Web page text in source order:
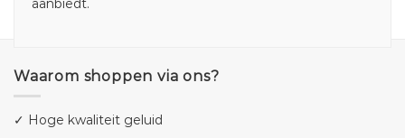
aanbiedt.
Waarom shoppen via ons?
✓ Hoge kwaliteit geluid